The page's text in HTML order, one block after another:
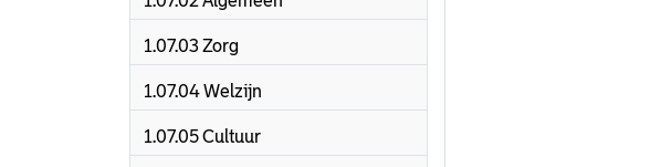
1.07.03 Zorg
1.07.04 Welzijn
1.07.05 Cultuur